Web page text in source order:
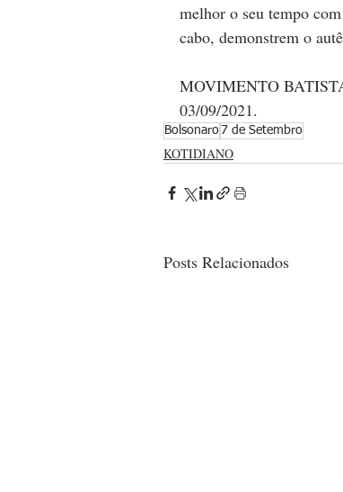
melhor o seu tempo
cabo, demonstrem o
MOVIMENTO
03/09/2021.
Bolsonaro7 de Setembro
KOTIDIANO
Posts Relacionados